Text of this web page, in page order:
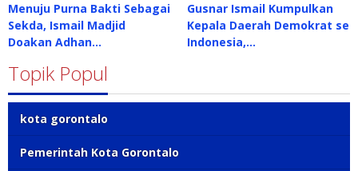
Menuju Purna Bakti Sebagai
Sekda, Ismail Madjid
Doakan Adhan…
Gusnar Ismail Kumpulkan
Kepala Daerah Demokrat se
Indonesia,…
Topik Popul
kota gorontalo
Pemerintah Kota Gorontalo